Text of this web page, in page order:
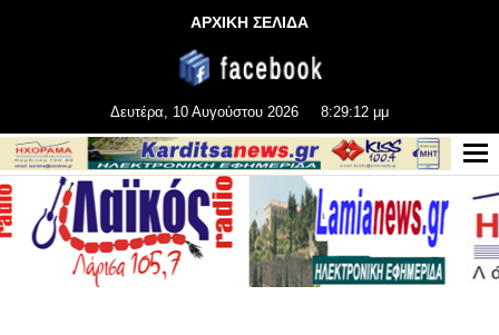
ΑΡΧΙΚΗ ΣΕΛΙΔΑ
Δευτέρα, 10 Αυγούστου 2026 8:29:12 μμ